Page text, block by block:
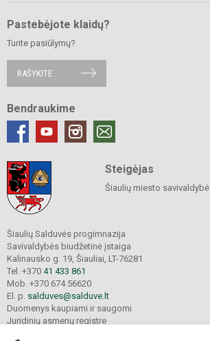
Pastebėjote klaidų?
Turite pasiūlymų?
RAŠYKITE
Bendraukime
Steigėjas
Šiaulių miesto savivaldybė
Šiaulių Salduvės progimnazija
Savivaldybės biudžetinė įstaiga
Kalinausko g. 19, Šiauliai, LT-76281
Tel. +370 41 433 861
Mob. +370 674 56620
El. p. salduves@salduve.lt
Duomenys kaupiami ir saugomi
Juridinių asmenų registre